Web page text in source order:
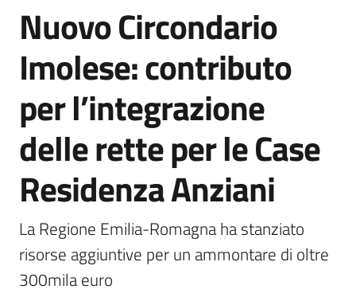
Novità
Menu selezionato
Servizi
Vivere
Castel
del
Rio
Salta al contenuto
Nuovo Circondario
Imolese: contributo
per l’integrazione
delle rette per le Case
Residenza Anziani
La Regione Emilia-Romagna ha stanziato
risorse aggiuntive per un ammontare di oltre
300mila euro